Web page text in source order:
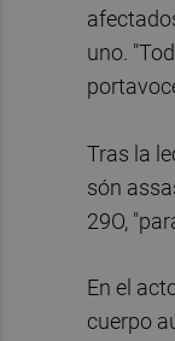
uno.
Tras la
són
29O,
En el
cuerpo